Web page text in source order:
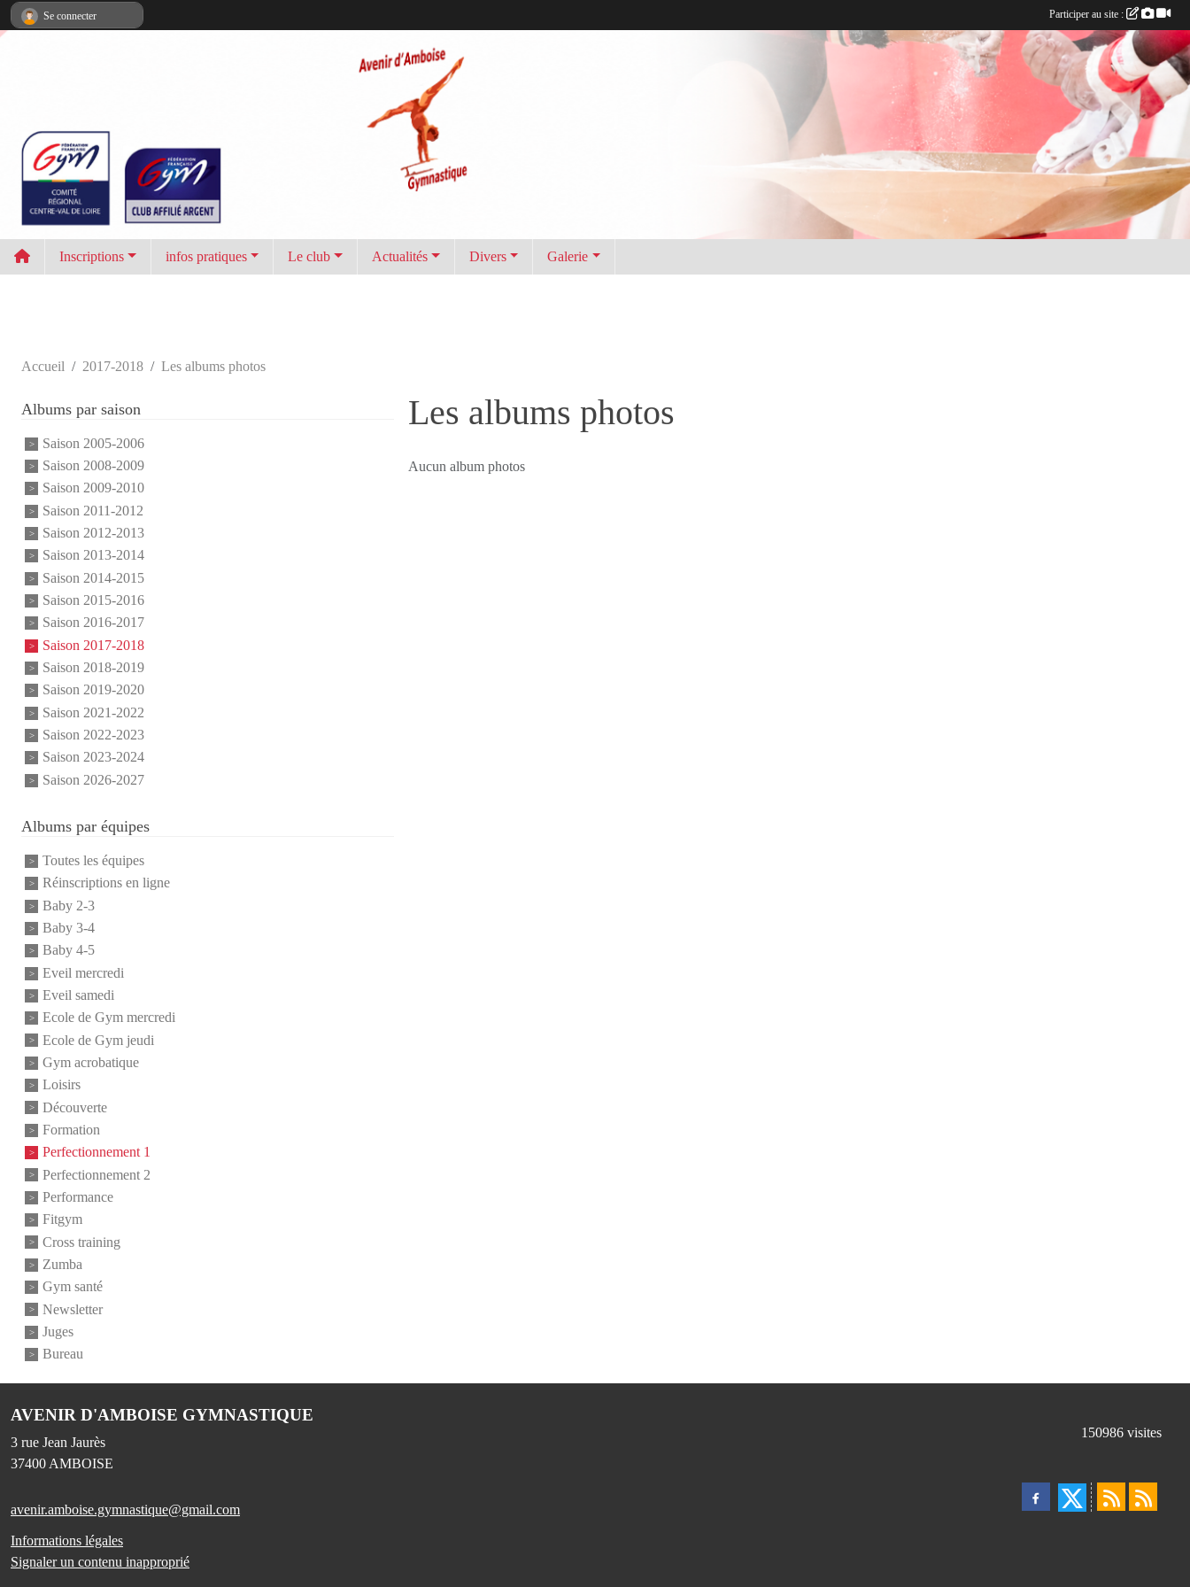
Inscriptions infos pratiques Le club Actualités Divers Galerie
Accueil 2017-2018 Les albums photos
Les albums photos
Aucun album photos
Albums par saison
Saison 2005-2006
Saison 2008-2009
Saison 2009-2010
Saison 2011-2012
Saison 2012-2013
Saison 2013-2014
Saison 2014-2015
Saison 2015-2016
Saison 2016-2017
Saison 2017-2018
Saison 2018-2019
Saison 2019-2020
Saison 2021-2022
Saison 2022-2023
Saison 2023-2024
Saison 2026-2027
Albums par équipes
Toutes les équipes
Réinscriptions en ligne
Baby 2-3
Baby 3-4
Baby 4-5
Eveil mercredi
Eveil samedi
Ecole de Gym mercredi
Ecole de Gym jeudi
Gym acrobatique
Loisirs
Découverte
Formation
Perfectionnement 1
Perfectionnement 2
Performance
Fitgym
Cross training
Zumba
Gym santé
Newsletter
Juges
Bureau
AVENIR D'AMBOISE GYMNASTIQUE
3 rue Jean Jaurès
37400 AMBOISE
avenir.amboise.gymnastique@gmail.com
Informations légales
Signaler un contenu inapproprié
150986 visites
Se connecter Participer au site :
Panneau de gestion des cookies